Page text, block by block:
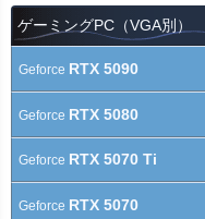
ゲーミングPC（VGA別）
Geforce RTX 5090
Geforce RTX 5080
Geforce RTX 5070 Ti
Geforce RTX 5070